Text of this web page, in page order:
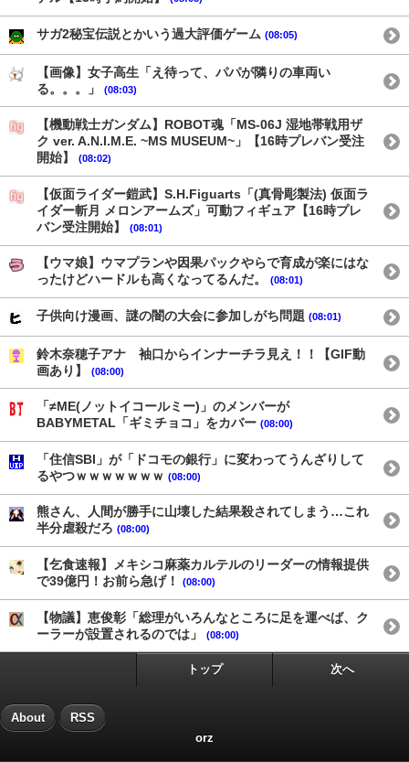
サガ2秘宝伝説とかいう過大評価ゲーム (08:05)
【画像】女子高生「え待って、パパが隣りの車両い
る。。。」
(08:03)
【機動戦士ガンダム】ROBOT魂「MS-06J 湿地帯戦用ザ
ク ver. A.N.I.M.E. ~MS MUSEUM~」【16時プレバン受注
開始】
(08:02)
【仮面ライダー鎧武】S.H.Figuarts「(真骨彫製法) 仮面ラ
イダー斬月 メロンアームズ」可動フィギュア【16時プレ
バン受注開始】
(08:01)
【ウマ娘】ウマプランや因果パックやらで育成が楽にはな
ったけどハードルも高くなってるんだ。
(08:01)
子供向け漫画、謎の闇の大会に参加しがち問題 (08:01)
鈴木奈穂子アナ 袖口からインナーチラ見え！！【GIF動
画あり】
(08:00)
「≠ME(ノットイコールミー)」のメンバーが
BABYMETAL「ギミチョコ」をカバー (08:00)
「住信SBI」が「ドコモの銀行」に変わってうんざりして
るやつｗｗｗｗｗｗｗ (08:00)
熊さん、人間が勝手に山壊した結果殺されてしまう…これ
半分虐殺だろ (08:00)
【乞食速報】メキシコ麻薬カルテルのリーダーの情報提供
で39億円！お前ら急げ！
(08:00)
【物議】恵俊彰「総理がいろんなところに足を運べば、ク
ーラーが設置されるのでは」
(08:00)
トップ 次へ
About RSS
orz